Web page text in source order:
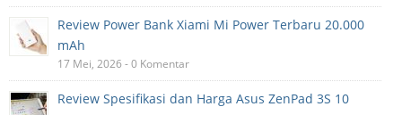
Review Power Bank Xiami Mi Power Terbaru 20.000
mAh
17 Mei, 2026 - 0 Komentar
Review Spesifikasi dan Harga Asus ZenPad 3S 10